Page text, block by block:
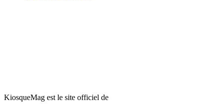
KiosqueMag est le site officiel de